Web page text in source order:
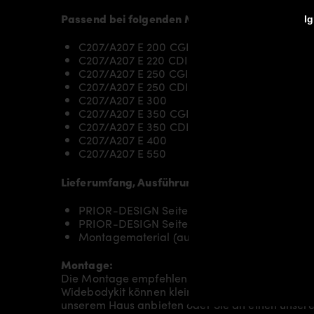
Passend bei folgenden Mercedes E-Coupé &
C207/A207 E 200 CGI
C207/A207 E 220 CDI
C207/A207 E 250 CGI
C207/A207 E 250 CDI
C207/A207 E 300
C207/A207 E 350 CGI
C207/A207 E 350 CDI
C207/A207 E 400
C207/A207 E 550
Lieferumfang, Ausführung:
PRIOR-DESIGN Seitenschweller RECHTS für
PRIOR-DESIGN Seitenschweller LINKS für
Montagematerial (auf spezielle Anfrage)
Montage:
Die Montage empfehlen wir grundsätzlich
Widebodykit können kleine bis hin zu sehr
unserem Haus anbieten oder Sie an einen